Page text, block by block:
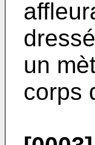
un
corps